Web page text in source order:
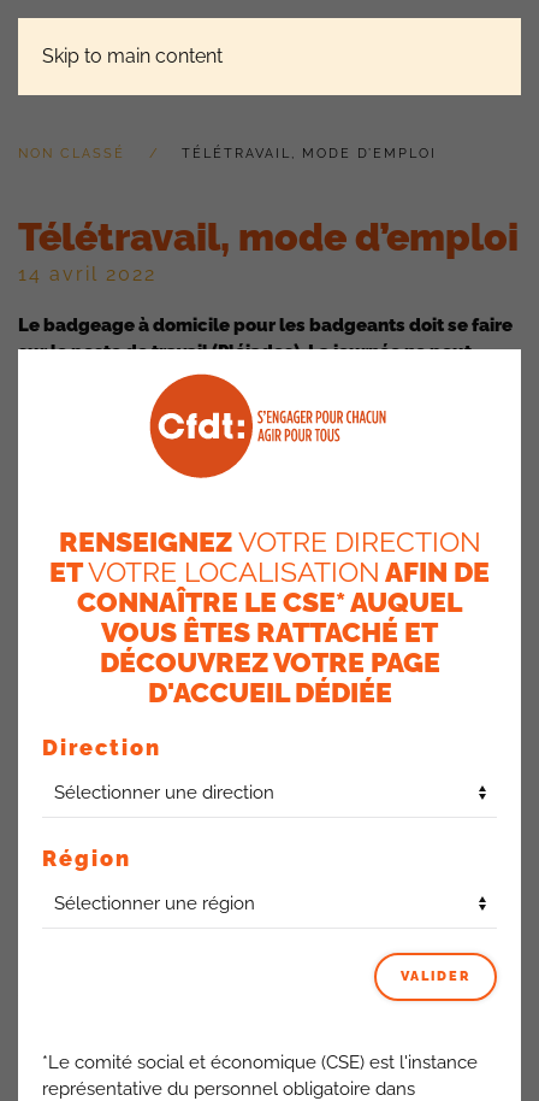
Skip to main content
NON CLASSÉ TÉLÉTRAVAIL, MODE D’EMPLOI
Télétravail, mode d’emploi
14 avril 2022
Le badgeage à domicile pour les badgeants doit se faire
sur le poste de travail (Pléiades). La journée ne peut
dépasser 10h00 et doit respecter les plages fixes (9h30-
11h30 et 14h30-16h00).
Les Tickets Restaurants d’une valeur de 9€
charge du salarié) sont attribués si :
Vous êtes télétravailleur et que vous posez votre journée
sur Pléiades
déjeuner au restaurant d’entreprise)
Vous ne pouvez pas obtenir hebdomadairement plus de 3
RENSEIGNEZVOTRE DIRECTION
ETVOTRE LOCALISATION AFIN DE
CONNAÎTRE LE CSE* AUQUEL
VOUS ÊTES RATTACHÉ ET
DÉCOUVREZ VOTRE PAGE
D'ACCUEIL DÉDIÉE
Direction
Région
VALIDER
*Le comité social et économique (CSE) est l'instance
représentative du personnel obligatoire dans